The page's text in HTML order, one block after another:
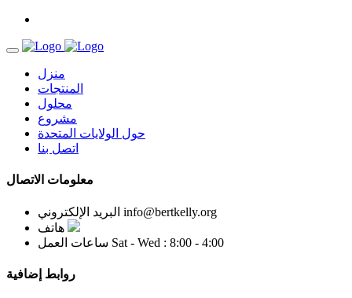
منزل
المنتجات
محلول
مشروع
حول الولايات المتحدة
اتصل بنا
معلومات الاتصال
البريد الإلكتروني info@bertkelly.org
هاتف
ساعات العمل Sat - Wed : 8:00 - 4:00
روابط إضافية